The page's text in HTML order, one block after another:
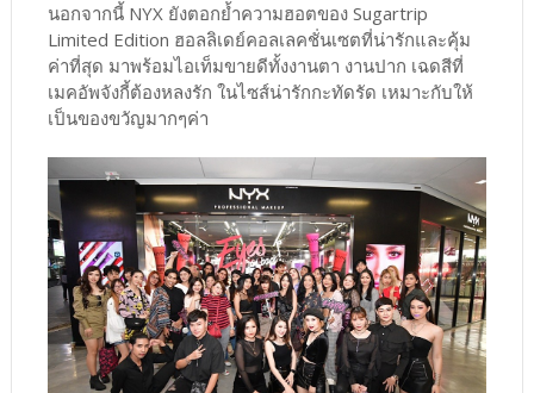
นอกจากนี้ NYX ยังตอกย้ำความฮอตของ Sugartrip
Limited Edition ฮอลลิเดย์คอลเลคชั่นเซตที่น่ารักและคุ้ม
ค่าที่สุด มาพร้อมไอเท็มขายดีทั้งงานตา งานปาก เฉดสีที่
เมคอัพจังกี้ต้องหลงรัก ในไซส์น่ารักกะทัดรัด เหมาะกับให้
เป็นของขวัญมากๆค่า